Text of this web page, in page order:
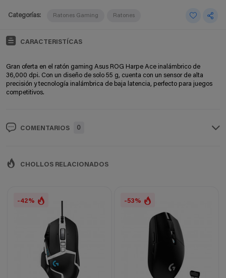
Categorías: Ratones Gaming Ratones
CARACTERISTÍCAS
Gran oferta en el ratón gaming Asus ROG Harpe Ace inalámbrico de
36,000 dpi. Con un diseño de solo 55 g, cuenta con un sensor de alta
precisión y tecnología inalámbrica de baja latencia, perfecto para juegos
competitivos.
COMENTARIOS 0
CHOLLOS RELACIONADOS
-42% -53%